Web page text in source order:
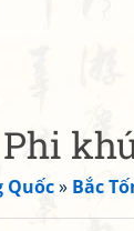
Quốc» Bắc